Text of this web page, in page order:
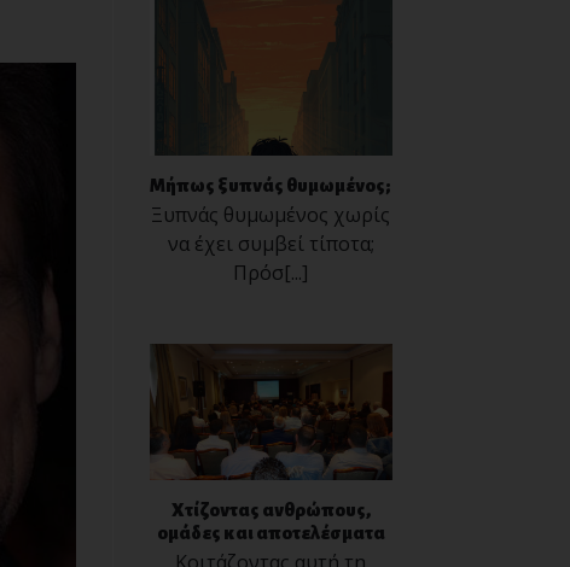
Μήπως ξυπνάς θυμωμένος;
Ξυπνάς θυμωμένος χωρίς
να έχει συμβεί τίποτα;
Πρόσ[...]
Χτίζοντας ανθρώπους,
ομάδες και αποτελέσματα